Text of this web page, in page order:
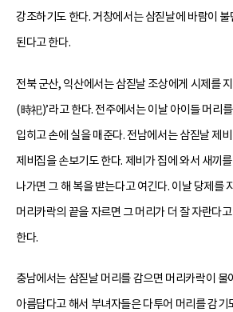
강조하기도 한다. 거창에서는 삼짇날에 바람이
된다고 한다.
전북 군산, 익산에서는 삼짇날 조상에게 시제를
(時祀)’라고 한다. 전주에서는 이날 아이들 머리
입히고 손에 실을 매준다. 전남에서는 삼짇날 제
제비집을 손보기도 한다. 제비가 집에 와서 새끼
나가면 그 해 복을 받는다고 여긴다. 이날 당제를
머리카락의 끝을 자르면 그 머리가 더 잘 자란다
한다.
충남에서는 삼짇날 머리를 감으면 머리카락이 물
아름답다고 해서 부녀자들은 다투어 머리를 감기